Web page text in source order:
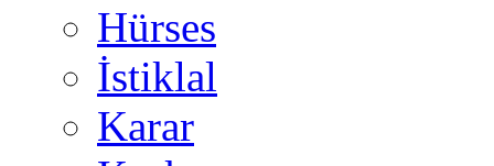
Hürses
İstiklal
Karar